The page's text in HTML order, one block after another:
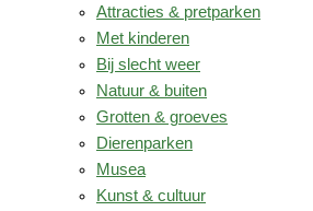
Attracties & pretparken
Met kinderen
Bij slecht weer
Natuur & buiten
Grotten & groeves
Dierenparken
Musea
Kunst & cultuur